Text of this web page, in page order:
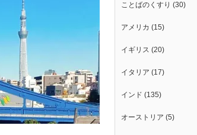
ことばのくすり (30)
アメリカ (15)
イギリス (20)
イタリア (17)
インド (135)
オーストリア (5)